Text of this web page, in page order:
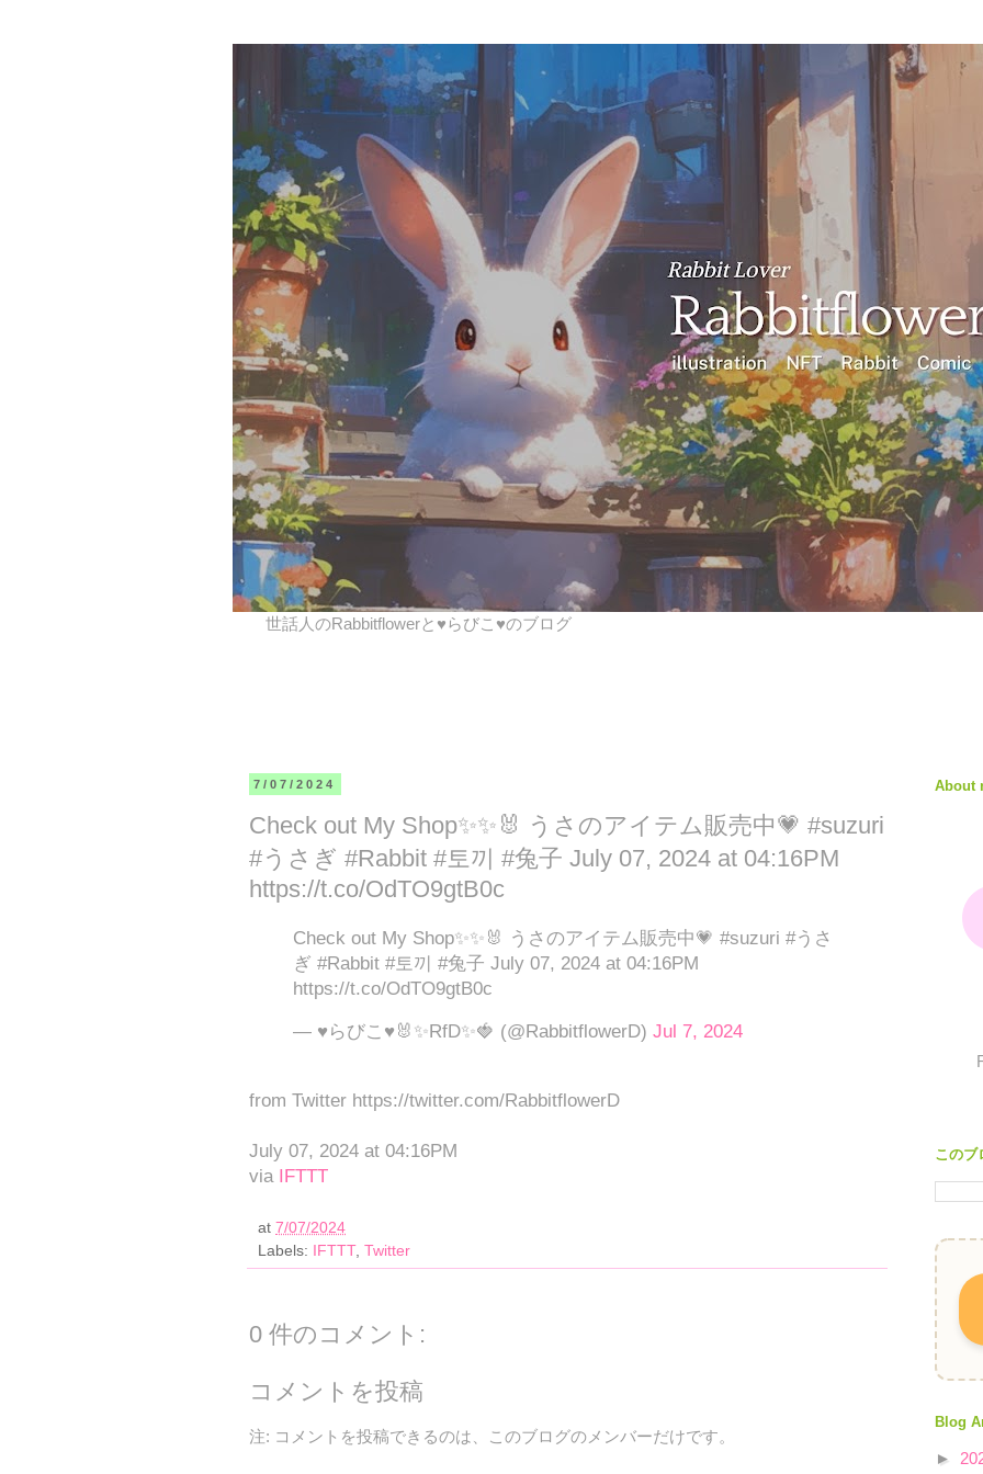
世話人のRabbitflowerと♥らびこ♥のブログ
7/07/2024
Check out My Shop✨✨🐰 うさのアイテム販売中💗 #suzuri
#うさぎ #Rabbit #토끼 #兔子 July 07, 2024 at 04:16PM
https://t.co/OdTO9gtB0c
Check out My Shop✨✨🐰 うさのアイテム販売中💗 #suzuri #うさ
ぎ #Rabbit #토끼 #兔子 July 07, 2024 at 04:16PM
https://t.co/OdTO9gtB0c
— ♥らびこ♥🐰✨RfD✨🍓 (@RabbitflowerD) Jul 7, 2024
from Twitter https://twitter.com/RabbitflowerD
July 07, 2024 at 04:16PM
via IFTTT
at 7/07/2024
Labels:
IFTTT, Twitter
0 件のコメント:
コメントを投稿
注: コメントを投稿できるのは、このブログのメンバーだけです。
About
このブ
Blog
►